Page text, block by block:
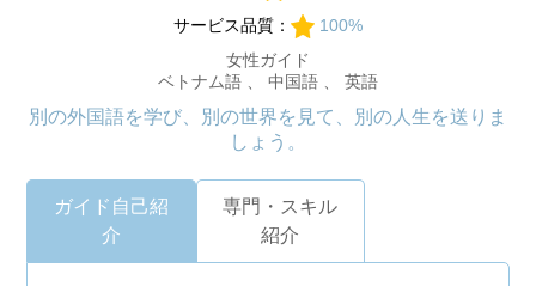
サービス品質：
100%
女性ガイド
ベトナム語 、 中国語 、 英語
別の外国語を学び、別の世界を見て、別の人生を送りま
しょう。
ガイド自己紹
介
専門・スキル
紹介